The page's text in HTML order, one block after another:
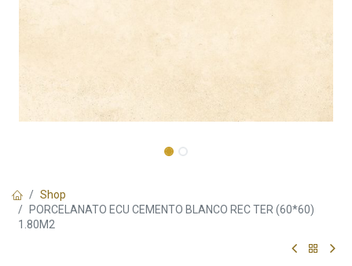
Shop
PORCELANATO ECU CEMENTO BLANCO REC TER (60*60)
1.80M2